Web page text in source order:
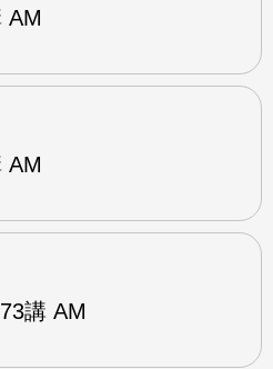
AM
AM
講 AM